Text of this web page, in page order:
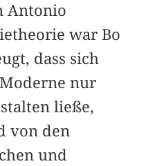
Antonio
war Bo
dass sich
nur
ließe,
von den
und